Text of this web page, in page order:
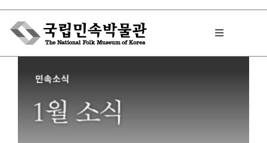
Skip
content
Toggle
박물관에서는